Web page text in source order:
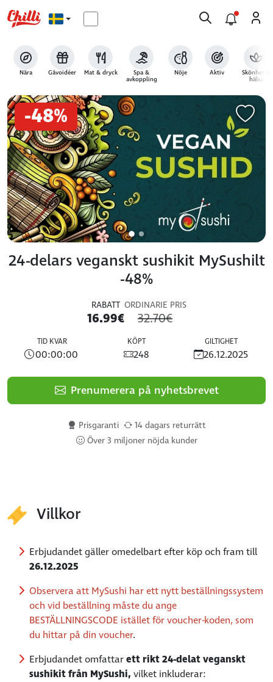
Nära Gåvoidéer Mat & dryck Spa &
avkoppling
Nöje Aktiv Skönhet &
hälsa
24-delars veganskt sushikit MySushilt
-48%
RABATT
16.99€
ORDINARIE PRIS
32.70€
TID KVAR
00:00:00
KÖPT
248
GILTIGHET
26.12.2025
Prenumerera på nyhetsbrevet
Prisgaranti
14 dagars returrätt
Över 3 miljoner nöjda kunder
-48%
Villkor
Erbjudandet gäller omedelbart efter köp och fram till
26.12.2025
Observera att MySushi har ett nytt beställningssystem
och vid beställning måste du ange
BESTÄLLNINGSCODE istället för voucher-koden, som
du hittar på din voucher.
Erbjudandet omfattarett rikt24-delat veganskt
sushikit från MySushi, vilket inkluderar: